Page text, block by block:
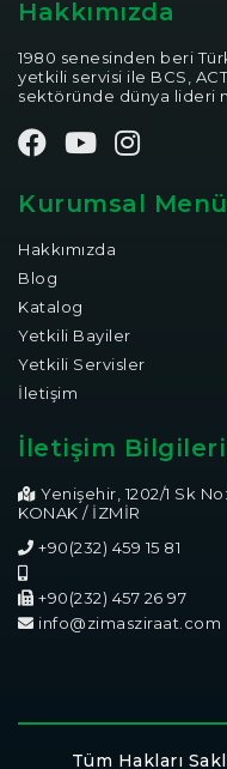
Hakkımızda
1980 senesinden beri
yetkili servisi ile BCS,
sektöründe dünya lideri
Kurumsal Menü
Hakkımızda
Blog
Katalog
Yetkili Bayiler
Yetkili Servisler
İletişim
İletişim Bilgileri
Yenişehir, 1202/1 Sk
KONAK / İZMİR
+90(232) 459 15 81
+90(232) 457 26 97
info@zimasziraat.com
Tüm Hakları